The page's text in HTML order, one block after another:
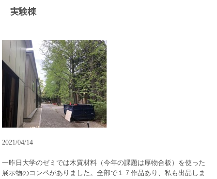
実験棟
2021/04/14
一昨日大学のゼミでは木質材料（今年の課題は厚物合板）を使った
展示物のコンペがありました。全部で１７作品あり、私も出品しま